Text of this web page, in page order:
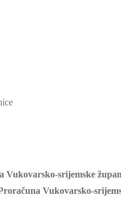
Vukovarsko-srijemske
Vukovarsko-